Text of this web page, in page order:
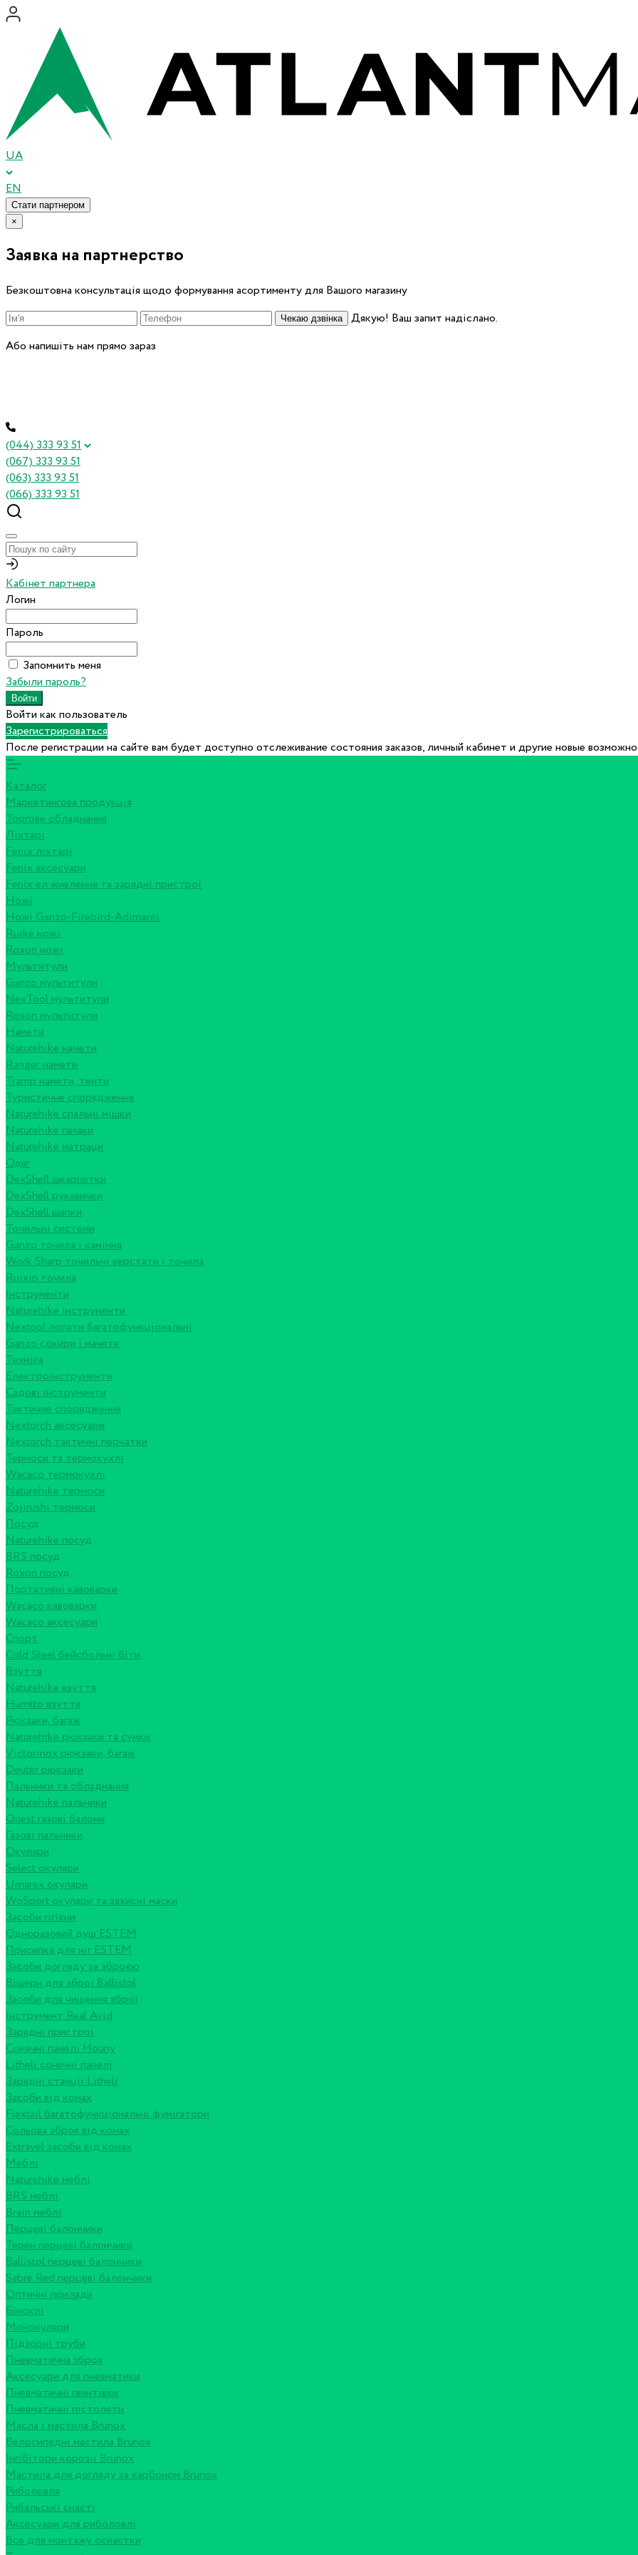
UA
EN
Стати партнером
×
Заявка на партнерство
Безкоштовна консультація щодо формування асортименту для Вашого магазину
Чекаю дзвінка
Дякую! Ваш запит надіслано.
Або напишіть нам прямо зараз
(044) 333 93 51
(067) 333 93 51
(063) 333 93 51
(066) 333 93 51
Кабінет партнера
Логин
Пароль
Запомнить меня
Забыли пароль?
Войти как пользователь
Зарегистрироваться
После регистрации на сайте вам будет доступно отслеживание состояния заказов, личный кабинет и другие новые
Каталог
Маркетингова продукція
Торгове обладнання
Ліхтарі
Fenix ліхтарі
Fenix аксесуари
Fenix ел живлення та зарядні пристрої
Ножі
Ножі Ganzo-Firebird-Adimanti
Ruike ножі
Roxon ножi
Мультитули
Ganzo мультитули
NexTool мультитули
Roxon мультитули
Намети
Naturehike намети
Ranger намети
Tramp намети, тенти
Туристичне спорядження
Naturehike спальні мішки
Naturehike гамаки
Naturehike матраци
Одяг
DexShell шкарпетки
DexShell рукавички
DexShell шапки
Точильні системи
Ganzo точила і каміння
Work Sharp точильні верстати і точила
Ruixin точила
Інструменти
Naturehike інструменти
Nextool лопати багатофункціональні
Ganzo сокири і мачете
Техніка
Електроінструменти
Садові інструменти
Тактичне спорядження
Nextorch аксесуари
Nextorch тактичні перчатки
Термоси та термокухлі
Wacaco термокухлі
Naturehike термоси
Zojirushi термоси
Посуд
Naturehike посуд
BRS посуд
Roxon посуд
Портативні кавоварки
Wacaco кавоварки
Wacaco аксесуари
Спорт
Cold Steel бейсбольні біти
Взуття
Naturehike взуття
Humtto взуття
Рюкзаки, багаж
Naturehike рюкзаки та сумки
Victorinox рюкзаки, багаж
Deuter рюкзаки
Пальники та обладнання
Naturehike пальники
Quest газові балони
Газові пальники
Окуляри
Select окуляри
Umarex окуляри
WoSport окуляри та захисні маски
Засоби гігієни
Одноразовий душ ESTEM
Присипка для ніг ESTEM
Засоби догляду за зброєю
Вішери для зброї Ballistol
Засоби для чищення зброї
Інструмент Real Avid
Зарядні пристрої
Сонячні панелі Houny
Litheli сонячні панелі
Зарядні станції Litheli
Засоби від комах
Flextail багатофункціональні фумігатори
Сольова зброя від комах
Extravel засоби від комах
Меблі
Naturehike меблі
BRS меблі
Brain меблі
Перцеві балончики
Терен перцеві балончики
Ballistol перцеві балончики
Sabre Red перцеві балончики
Оптичні прилади
Біноклі
Монокуляри
Підзорні труби
Пневматична зброя
Аксесуари для пневматики
Пневматичні гвинтівки
Пневматичні пістолети
Масла і мастила Brunox
Велосипедні мастила Brunox
Інгібітори корозії Brunox
Мастила для догляду за карбоном Brunox
Риболовля
Рибальські снасті
Аксесуари для риболовлі
Все для монтажу оснастки